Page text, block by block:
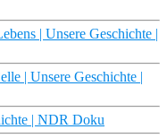
| Unsere Geschichte |
| Unsere Geschichte |
| NDR Doku